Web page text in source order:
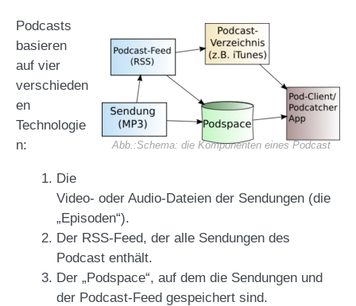
Schema: die Komponenten eines Podcast
Podcasts
basieren
auf vier
verschieden
en
Technologie
n:
Die
Video- oder Audio-Dateien der Sendungen (die
„Episoden“).
Der RSS-Feed, der alle Sendungen des
Podcast enthält.
Der „Podspace“, auf dem die Sendungen und
der Podcast-Feed gespeichert sind.